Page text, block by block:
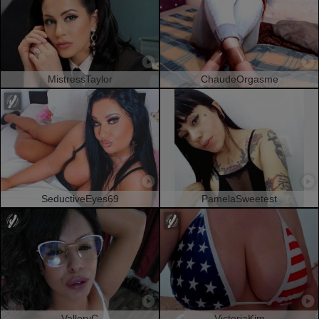
MistressTaylor ChaudeOrgasme
SeductiveEyes69 PamelaSweetest